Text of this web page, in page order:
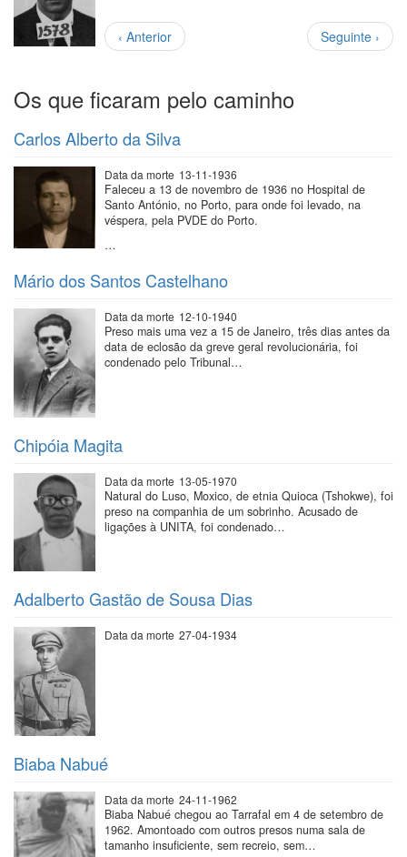
Paginação
Página
anterior
‹ Anterior
Próxima
página
Seguinte ›
Os que ficaram pelo caminho
Carlos Alberto da Silva
Data da morte 13-11-1936
Faleceu a 13 de novembro de 1936 no Hospital de
Santo António, no Porto, para onde foi levado, na
véspera, pela PVDE do Porto.
…
Mário dos Santos Castelhano
Data da morte 12-10-1940
Preso mais uma vez a 15 de Janeiro, três dias antes da
data de eclosão da greve geral revolucionária, foi
condenado pelo Tribunal…
Chipóia Magita
Data da morte 13-05-1970
Natural do Luso, Moxico, de etnia Quioca (Tshokwe), foi
preso na companhia de um sobrinho. Acusado de
ligações à UNITA, foi condenado…
Adalberto Gastão de Sousa Dias
Data da morte 27-04-1934
Biaba Nabué
Data da morte 24-11-1962
Biaba Nabué chegou ao Tarrafal em 4 de setembro de
1962. Amontoado com outros presos numa sala de
tamanho insuficiente, sem recreio, sem…